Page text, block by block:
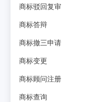
商标驳回复审
商标答辩
商标撤三申请
商标变更
商标顾问注册
商标查询